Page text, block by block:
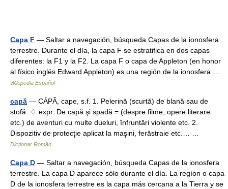
Capa F — Saltar a navegación, búsqueda Capas de la ionosfera
terrestre. Durante el día, la capa F se estratifica en dos capas
diferentes: la F1 y la F2. La capa F o capa de Appleton (en honor
al físico inglés Edward Appleton) es una región de la ionosfera …
Wikipedia Español
capă — CÁPĂ, cape, s.f. 1. Pelerină (scurtă) de blană sau de
stofă. ♢ expr. De capă şi spadă = (despre filme, opere literare
etc.) de aventuri cu multe dueluri, înfruntări violente etc. 2.
Dispozitiv de protecţie aplicat la maşini, ferăstraie etc.… …
Dicționar Român
Capa D — Saltar a navegación, búsqueda Capas de la ionosfera
terrestre. La capa D aparece sólo durante el día. La regíon o capa
D de la ionosfera terrestre es la capa más cercana a la Tierra y se